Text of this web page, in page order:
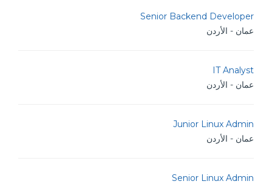
Senior Backend Developer
عمان - الأردن
IT Analyst
عمان - الأردن
Junior Linux Admin
عمان - الأردن
Senior Linux Admin